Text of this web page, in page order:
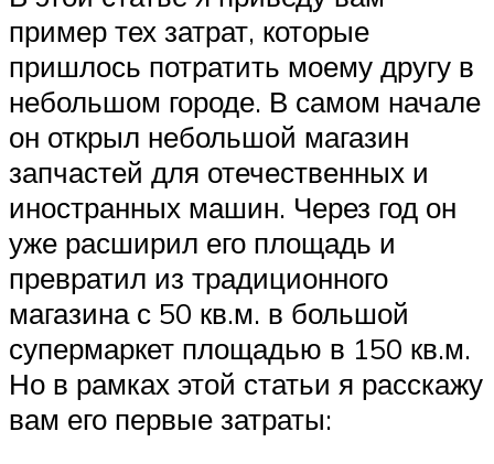
пример тех затрат, которые
пришлось потратить моему другу в
небольшом городе. В самом начале
он открыл небольшой магазин
запчастей для отечественных и
иностранных машин. Через год он
уже расширил его площадь и
превратил из традиционного
магазина с 50 кв.м. в большой
супермаркет площадью в 150 кв.м.
Но в рамках этой статьи я расскажу
вам его первые затраты: